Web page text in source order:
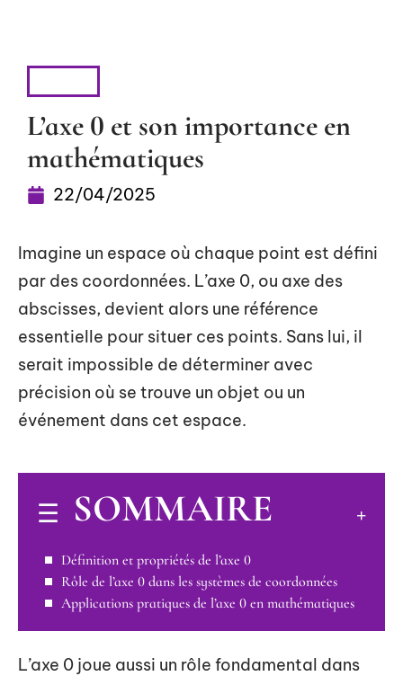
L’axe 0 et son importance en
mathématiques
22/04/2025
Imagine un espace où chaque point est défini
par des coordonnées. L’axe 0, ou axe des
abscisses, devient alors une référence
essentielle pour situer ces points. Sans lui, il
serait impossible de déterminer avec
précision où se trouve un objet ou un
événement dans cet espace.
SOMMAIRE
Définition et propriétés de l’axe 0
Rôle de l’axe 0 dans les systèmes de coordonnées
Applications pratiques de l’axe 0 en mathématiques
L’axe 0 joue aussi un rôle fondamental dans